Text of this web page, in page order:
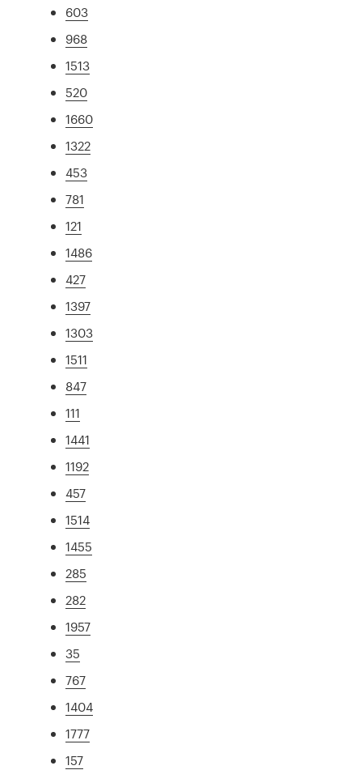
603
968
1513
520
1660
1322
453
781
121
1486
427
1397
1303
1511
847
111
1441
1192
457
1514
1455
285
282
1957
35
767
1404
1777
157